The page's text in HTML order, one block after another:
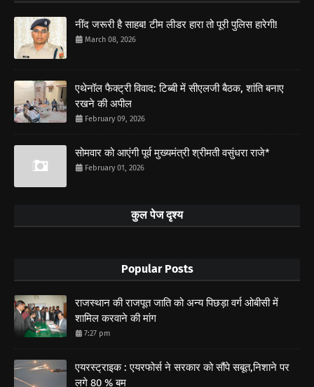
नींद जरूरी है साहब! टीम लीडर हारा तो पूरी पुलिस हारेगी!
March 08, 2026
एथेनॉल फैक्ट्री विवाद: टिब्बी में सीएलजी बैठक, शांति बनाए
रखने की अपील
February 09, 2026
सोमवार को आएंगी पूर्व मुख्यमंत्री श्रीमती वसुंधरा राजे*
February 01, 2026
कुल पेज दृश्य
Popular Posts
राजस्थान की राजपूत जाति को अन्य पिछड़ा वर्ग ओबीसी में
शामिल करवाने की मांग
7:27 pm
एयरस्ट्राइक : एयरफोर्स ने सरकार को सौंपे सबूत,निशाने पर
लगे 80 % बम